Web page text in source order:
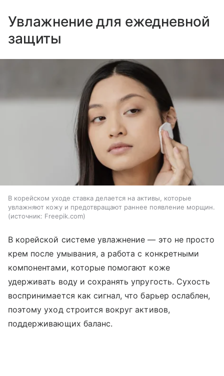
Увлажнение для ежедневной
защиты
В корейском уходе ставка делается на активы, которые
увлажняют кожу и предотвращают раннее появление морщин.
источник: Freepik.com
В корейской системе увлажнение — это не просто
крем после умывания, а работа с конкретными
компонентами, которые помогают коже
удерживать воду и сохранять упругость. Сухость
воспринимается как сигнал, что барьер ослаблен,
поэтому уход строится вокруг активов,
поддерживающих баланс.